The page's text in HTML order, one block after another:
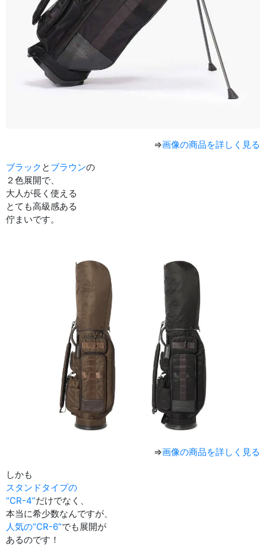
⇒画像の商品を詳しく見る
ブラック と ブラウンの
２色展開で、
大人が長く使える
とても高級感ある
佇まいです。
⇒画像の商品を詳しく見る
しかも
スタンドタイプの
“CR-4”だけでなく、
本当に希少数なんですが、
人気の“CR-6”でも展開が
あるのです！